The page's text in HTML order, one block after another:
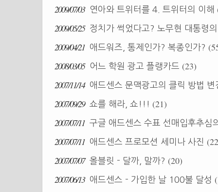
2009/07/03 연아와 트위터를 4. 트위터의 이해
2009/05/25
정치가 썩었다고? 노무현 대통령
2009/04/21 애드워즈, 통제인가? 복종인가?
2008/03/05
어느 학원 광고 플랭카드 (23)
2007/11/14
애드센스 문맥광고의 클릭 방법
2007/09/29 쇼를 해라, 쇼!!! (21)
2007/07/11 구글 애드센스 수표 선매입후추심
2007/07/11 애드센스 프로모션 세미나 사진
2007/07/07 올블릿 - 달까, 말까? (20)
2007/06/13
애드센스 - 가입한 날 100불 달성